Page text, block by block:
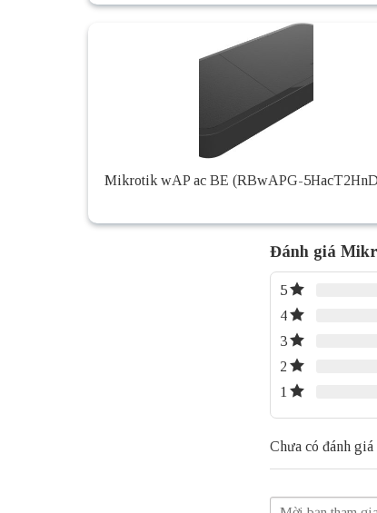
Mikrotik wAP ac BE (RBwAPG-
Đánh giá
5
4
3
2
1
Chưa có đánh giá